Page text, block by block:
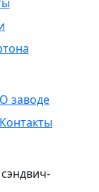
О заводе
Контакты